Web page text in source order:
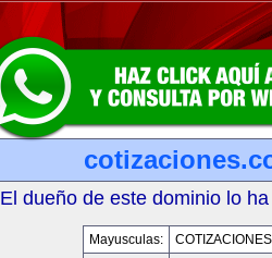
El dueño de este dominio lo
Mayusculas: